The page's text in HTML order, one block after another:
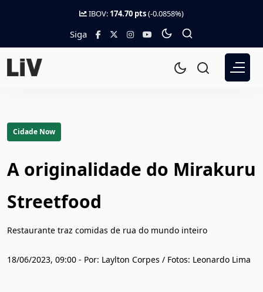
IBOV: 174.70 pts(-0.0858%)
Siga
Cidade Now
A originalidade do Mirakuru
Streetfood
Restaurante traz comidas de rua do mundo inteiro
18/06/2023, 09:00 - Por: Laylton Corpes / Fotos: Leonardo Lima